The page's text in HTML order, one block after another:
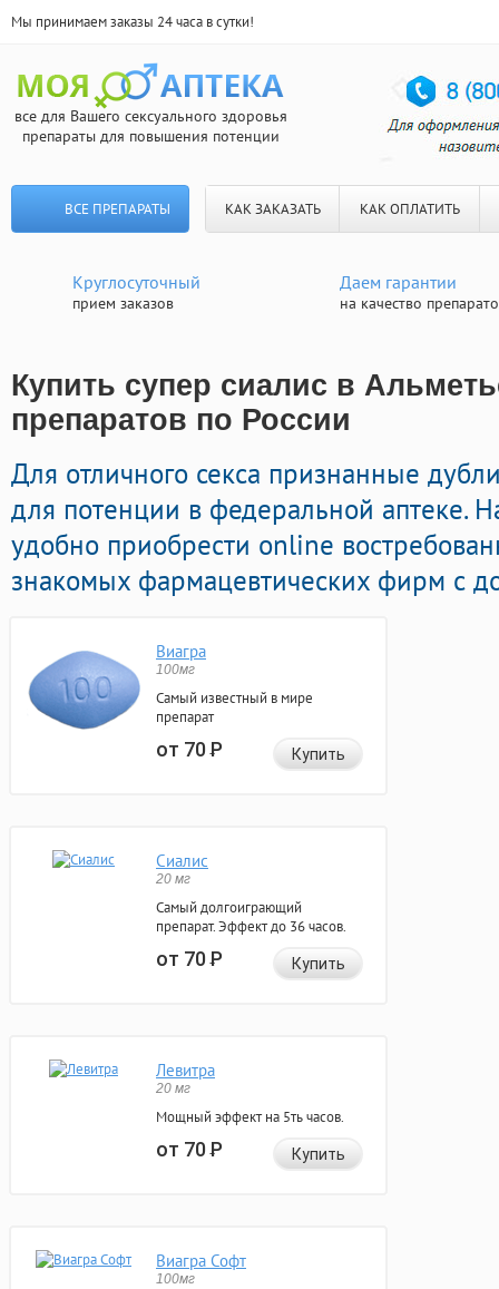
Мы принимаем заказы 24 часа в сутки!
все для Вашего сексуального здоровья
препараты для повышения потенции
ВСЕ ПРЕПАРАТЫ КАК ЗАКАЗАТЬ КАК ОПЛАТИТЬ
Круглосуточный
прием заказов
Даем гарантии
на качество
Купить супер сиалис в
препаратов по России
Для отличного секса признанные
для потенции в федеральной аптеке.
удобно приобрести online
знакомых фармацевтических фирм с
Виагра
100мг
Самый известный в мире
препарат
от 70Р Купить
Сиалис
20 мг
Самый долгоиграющий
препарат. Эффект до 36 часов.
от 70Р Купить
Левитра
20 мг
Мощный эффект на 5ть часов.
от 70Р Купить
Виагра Софт
100мг